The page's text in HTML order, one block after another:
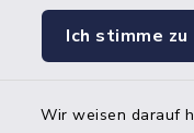
Ich stimme zu
Wir weisen darauf